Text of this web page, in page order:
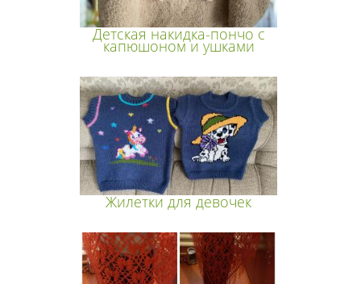
Детская накидка-пончо с
капюшоном и ушками
Жилетки для девочек